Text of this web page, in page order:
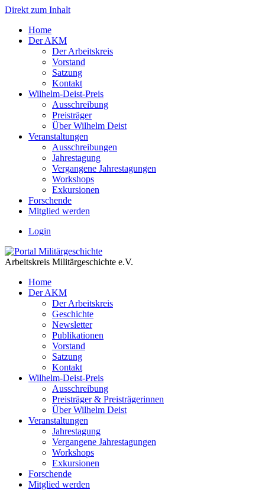
Direkt zum Inhalt
Home
Der AKM
Der Arbeitskreis
Vorstand
Satzung
Kontakt
Wilhelm-Deist-Preis
Ausschreibung
Preisträger
Über Wilhelm Deist
Veranstaltungen
Ausschreibungen
Jahrestagung
Vergangene Jahrestagungen
Workshops
Exkursionen
Forschende
Mitglied werden
Login
Arbeitskreis Militärgeschichte e.V.
Home
Der AKM
Der Arbeitskreis
Geschichte
Newsletter
Publikationen
Vorstand
Satzung
Kontakt
Wilhelm-Deist-Preis
Ausschreibung
Preisträger & Preisträgerinnen
Über Wilhelm Deist
Veranstaltungen
Jahrestagung
Vergangene Jahrestagungen
Workshops
Exkursionen
Forschende
Mitglied werden